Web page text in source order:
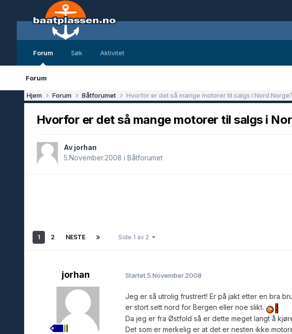
Forum
Forum
Søk Aktivitet
Hjem Forum Båtforumet Hvorfor er det så mange motorer til salgs i Nord Norge?
Hvorfor er det så mange motorer til salgs i
Av jorhan
5.November.2008 i Båtforumet
1 2 NESTE Side 1 av 2
jorhan Startet 5.November.2008
Jeg er så utrolig frustrert! Er på jakt etter en bra
er stort sett nord for Bergen eller noe slikt.
Da jeg er fra Østfold så er dette meget langt å
Det som er merkelig er at det er nesten ikke